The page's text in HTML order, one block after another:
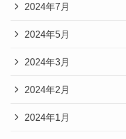
2024年7月
2024年5月
2024年3月
2024年2月
2024年1月